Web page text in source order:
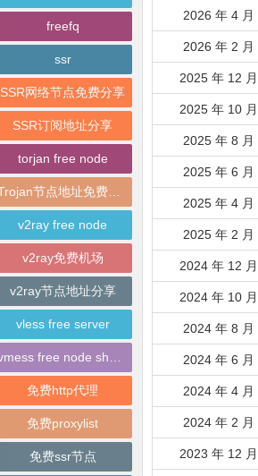
freefq
ssr
SSR网络节点免费分享
SSR订阅地址分享
torjan free node
v2ray free node
v2ray免费机场
v2ray节点地址分享
vless free server
免费http代理
免费proxylist
免费ssr节点
2026 年 4 月
2026 年 2 月
2025 年 12 月
2025 年 10 月
2025 年 8 月
2025 年 6 月
2025 年 4 月
2025 年 2 月
2024 年 12 月
2024 年 10 月
2024 年 8 月
2024 年 6 月
2024 年 4 月
2024 年 2 月
2023 年 12 月